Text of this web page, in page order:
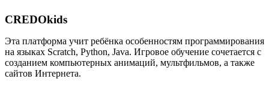
CREDOkids
Эта платформа учит ребёнка особенностям программирования
на языках Scratch, Python, Java. Игровое обучение сочетается с
созданием компьютерных анимаций, мультфильмов, а также
сайтов Интернета.